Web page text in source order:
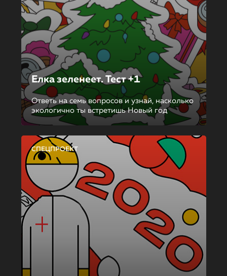
Елка зеленеет. Тест +1
Ответь на семь вопросов и узнай, насколько
экологично ты встретишь Новый год
СПЕЦПРОЕКТ